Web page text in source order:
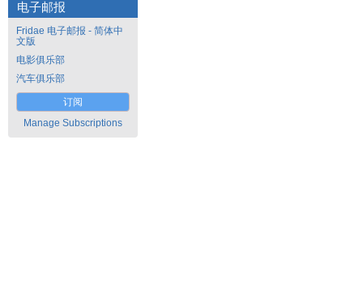
电子邮报
Fridae 电子邮报 - 简体中
文版
电影俱乐部
汽车俱乐部
订阅
Manage Subscriptions